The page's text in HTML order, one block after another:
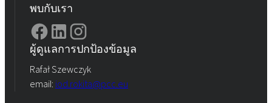
พบกับเรา
ผู้ดูแลการปกป้องข้อมูล
Rafał Szewczyk
email: iod.rokita@pcc.eu